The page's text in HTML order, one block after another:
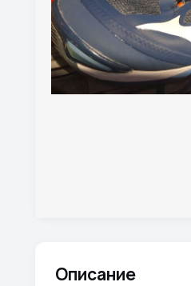
Описание